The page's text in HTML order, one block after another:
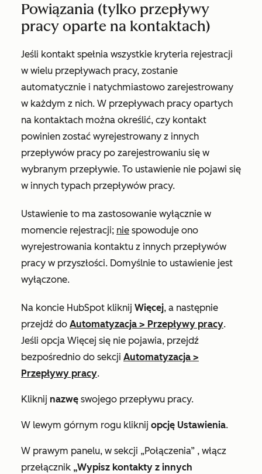
Powiązania (tylko przepływy
pracy oparte na kontaktach)
Jeśli kontakt spełnia wszystkie kryteria rejestracji
w wielu przepływach pracy, zostanie
automatycznie i natychmiastowo zarejestrowany
w każdym z nich. W przepływach pracy opartych
na kontaktach można określić, czy kontakt
powinien zostać wyrejestrowany z innych
przepływów pracy po zarejestrowaniu się w
wybranym przepływie. To ustawienie nie pojawi się
w innych typach przepływów pracy.
Ustawienie to ma zastosowanie wyłącznie w
momencie rejestracji; nie spowoduje ono
wyrejestrowania kontaktu z innych przepływów
pracy w przyszłości. Domyślnie to ustawienie jest
wyłączone.
Na koncie HubSpot kliknij Więcej, a następnie
przejdź do Automatyzacja > Przepływy pracy.
Jeśli opcja Więcej się nie pojawia, przejdź
bezpośrednio do sekcji Automatyzacja >
Przepływy pracy.
Kliknij nazwę swojego przepływu pracy.
W lewym górnym rogu kliknij opcję Ustawienia.
W prawym panelu, w sekcji „Połączenia” , włącz
przełącznik „Wypisz kontakty z innych